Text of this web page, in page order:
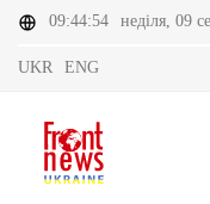
09:44:54 неділя, 09
UKR ENG